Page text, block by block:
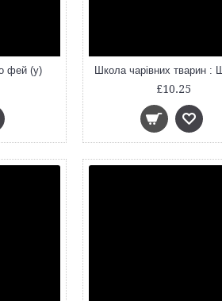
фей (у)
£10.25